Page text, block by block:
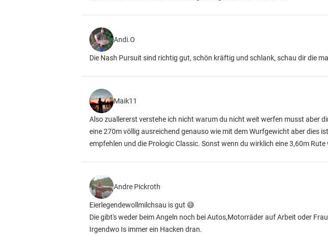
Andi.O
Die Nash Pursuit sind richtig gut, schön kräftig und schlank, schau dir die
Maik11
Also zuallererst verstehe ich nicht warum du nicht weit werfen musst aber
eine 270m völlig ausreichend genauso wie mit dem Wurfgewicht aber dies
empfehlen und die Prologic Classic. Sonst wenn du wirklich eine 3,60m
Andre Pickroth
Eierlegendewollmilchsau is gut 😅
Die gibt's weder beim Angeln noch bei Autos,Motorräder auf Arbeit oder
Irgendwo Is immer ein Hacken dran.